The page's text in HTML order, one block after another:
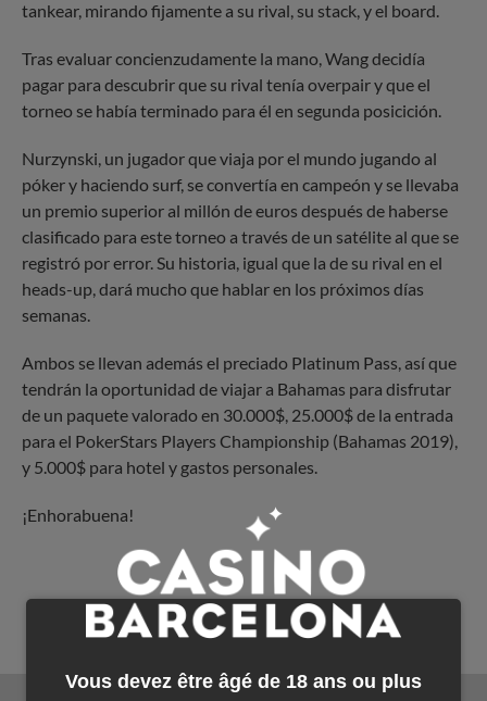
tankear, mirando fijamente a su rival, su stack, y el board.
Tras evaluar concienzudamente la mano, Wang decidía
pagar para descubrir que su rival tenía overpair y que el
torneo se había terminado para él en segunda posicición.
Nurzynski, un jugador que viaja por el mundo jugando al
póker y haciendo surf, se convertía en campeón y se llevaba
un premio superior al millón de euros después de haberse
clasificado para este torneo a través de un satélite al que se
registró por error. Su historia, igual que la de su rival en el
heads-up, dará mucho que hablar en los próximos días
semanas.
Ambos se llevan además el preciado Platinum Pass, así que
tendrán la oportunidad de viajar a Bahamas para disfrutar
de un paquete valorado en 30.000$, 25.000$ de la entrada
para el PokerStars Players Championship (Bahamas 2019),
y 5.000$ para hotel y gastos personales.
¡Enhorabuena!
Vous devez être âgé de 18 ans ou plus